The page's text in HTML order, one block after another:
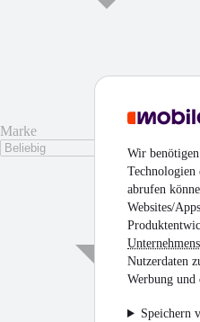
Wir
Technologien
abrufen
Websites/
Nutzerdaten
Werbung
Speichern
Marke